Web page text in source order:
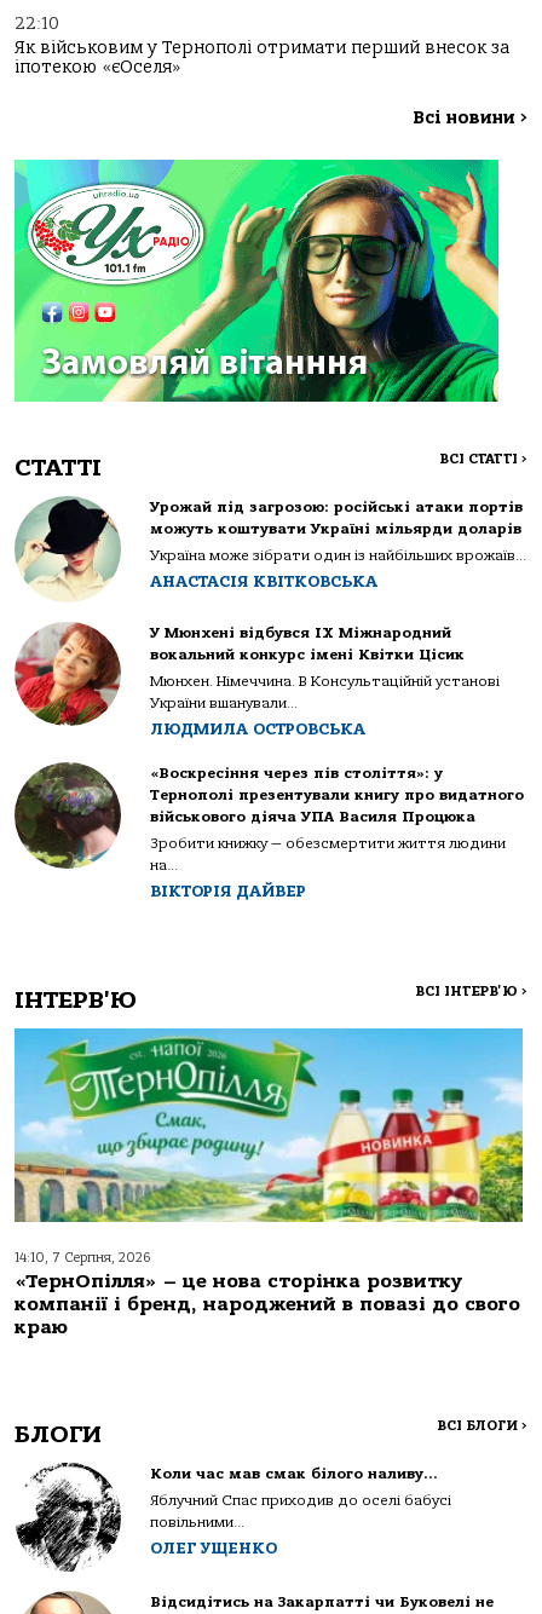
22:10
Як військовим у Тернополі отримати перший внесок за
іпотекою «єОселя»
Всі новини >
СТАТТІ ВСІ СТАТТІ >
Урожай під загрозою: російські атаки портів
можуть коштувати Україні мільярди доларів
Україна може зібрати один із найбільших врожаїв...
АНАСТАСІЯ КВІТКОВСЬКА
У Мюнхені відбувся IX Міжнародний
вокальний конкурс імені Квітки Цісик
Мюнхен. Німеччина. В Консультаційній установі
України вшанували...
ЛЮДМИЛА ОСТРОВСЬКА
«Воскресіння через пів століття»: у
Тернополі презентували книгу про видатного
військового діяча УПА Василя Процюка
Зробити книжку — обезсмертити життя людини
на...
ВІКТОРІЯ ДАЙВЕР
ІНТЕРВ'Ю ВСІ ІНТЕРВ'Ю >
14:10, 7 Серпня, 2026
«ТернОпілля» – це нова сторінка розвитку
компанії і бренд, народжений в повазі до свого
краю
БЛОГИ ВСІ БЛОГИ >
Коли час мав смак білого наливу…
Яблучний Спас приходив до оселі бабусі
повільними...
ОЛЕГ УЩЕНКО
Відсидітись на Закарпатті чи Буковелі не